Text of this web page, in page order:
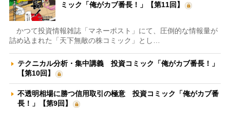
ミック「俺がカブ番長！」【第11回】
かつて投資情報雑誌「マネーポスト」にて、圧倒的な情報量が
詰め込まれた「天下無敵の株コミック」とし…
テクニカル分析・集中講義 投資コミック「俺がカブ番長！」
【第10回】
不透明相場に勝つ信用取引の極意 投資コミック「俺がカブ番
長！」【第9回】